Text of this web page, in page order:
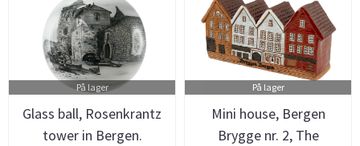
På lager
Glass ball, Rosenkrantz
tower in Bergen.
På lager
Mini house, Bergen
Brygge nr. 2, The